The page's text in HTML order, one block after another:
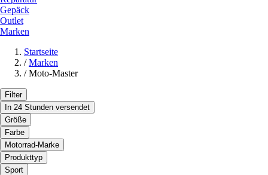
Gepäck
Outlet
Marken
Startseite
/ Marken
/ Moto-Master
Filter
In 24 Stunden versendet
Größe
Farbe
Motorrad-Marke
Produkttyp
Sport